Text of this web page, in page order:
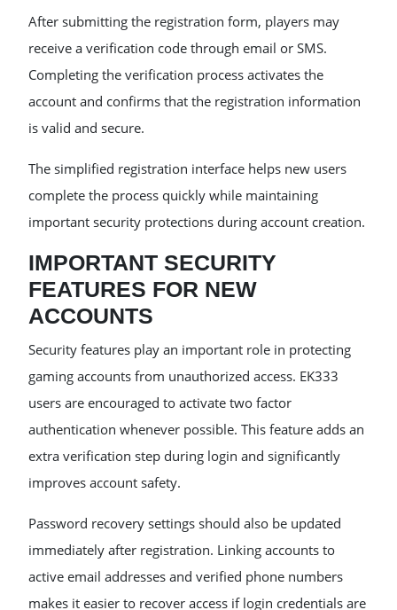
After submitting the registration form, players may
receive a verification code through email or SMS.
Completing the verification process activates the
account and confirms that the registration information
is valid and secure.
The simplified registration interface helps new users
complete the process quickly while maintaining
important security protections during account creation.
IMPORTANT SECURITY
FEATURES FOR NEW
ACCOUNTS
Security features play an important role in protecting
gaming accounts from unauthorized access. EK333
users are encouraged to activate two factor
authentication whenever possible. This feature adds an
extra verification step during login and significantly
improves account safety.
Password recovery settings should also be updated
immediately after registration. Linking accounts to
active email addresses and verified phone numbers
makes it easier to recover access if login credentials are